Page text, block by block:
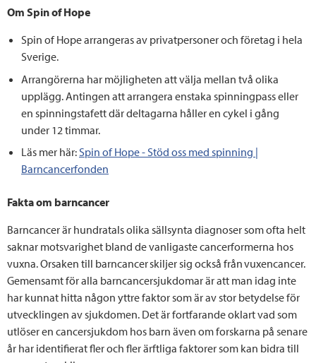
Om Spin of Hope
Spin of Hope arrangeras av privatpersoner och företag i hela
Sverige.
Arrangörerna har möjligheten att välja mellan två olika
upplägg. Antingen att arrangera enstaka spinningpass eller
en spinningstafett där deltagarna håller en cykel i gång
under 12 timmar.
Läs mer här:Spin of Hope - Stöd oss med spinning |
Barncancerfonden
Fakta om barncancer
Barncancer är hundratals olika sällsynta diagnoser som ofta helt
saknar motsvarighet bland de vanligaste cancerformerna hos
vuxna. Orsaken till barncancer skiljer sig också från vuxencancer.
Gemensamt för alla barncancersjukdomar är att man idag inte
har kunnat hitta någon yttre faktor som är av stor betydelse för
utvecklingen av sjukdomen. Det är fortfarande oklart vad som
utlöser en cancersjukdom hos barn även om forskarna på senare
år har identifierat fler och fler ärftliga faktorer som kan bidra till